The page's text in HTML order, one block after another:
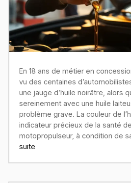
En 18 ans de métier en
vu des centaines
une jauge d’huile noirâtre, alors
sereinement avec une huile
problème grave. La couleur de
indicateur précieux de la santé
motopropulseur, à condition de
suite